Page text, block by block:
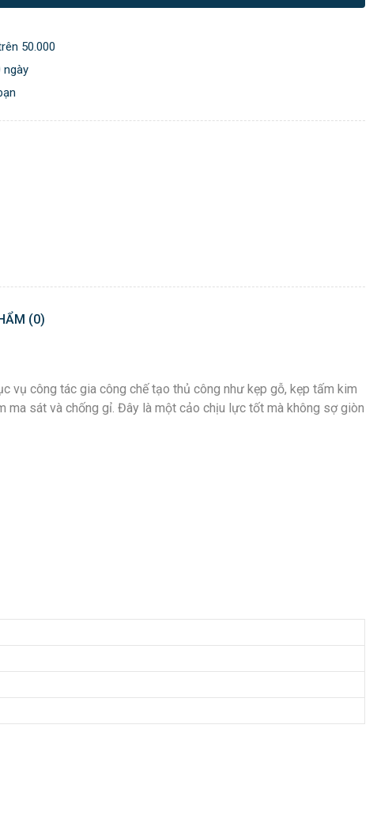
50.000
ngày
(0)
vụ công tác gia công chế tạo thủ công như kẹp gỗ, kẹp tấm kim
ma sát và chống gỉ. Đây là một cảo chịu lực tốt mà không sợ giòn